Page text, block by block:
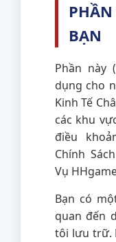
BẠN
Phần này
dụng cho
Kinh Tế
các khu
điều
Chính
Vụ
Bạn có
quan đến
tôi lưu trữ.